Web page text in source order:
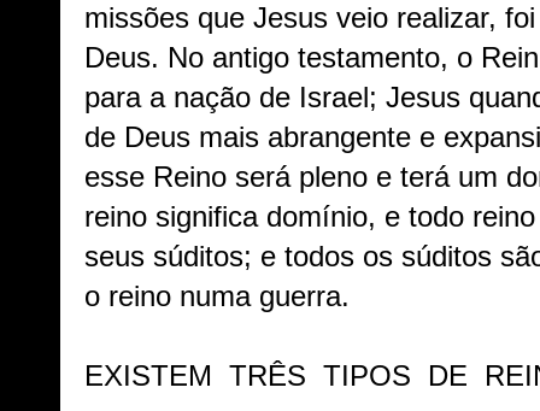
missões que Jesus veio realizar,
Deus. No antigo testamento, o
para a nação de Israel; Jesus
de Deus mais abrangente e
esse Reino será pleno e terá um
reino significa domínio, e todo
seus súditos; e todos os súditos
o reino numa guerra.
EXISTEM TRÊS TIPOS DE